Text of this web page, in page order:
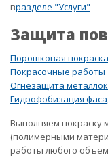
вразделе "Услуги"
Защита
Порошковая покраска
Покрасочные работы
Огнезащита
Гидрофобизация
Выполняем покраску
(полимерными
работы любого